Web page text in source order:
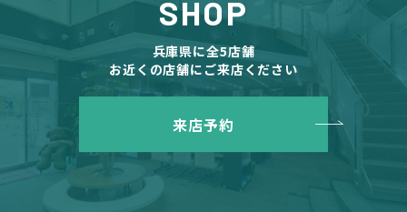
SHOP
兵庫県に全5店舗
お近くの店舗にご来店ください
来店予約